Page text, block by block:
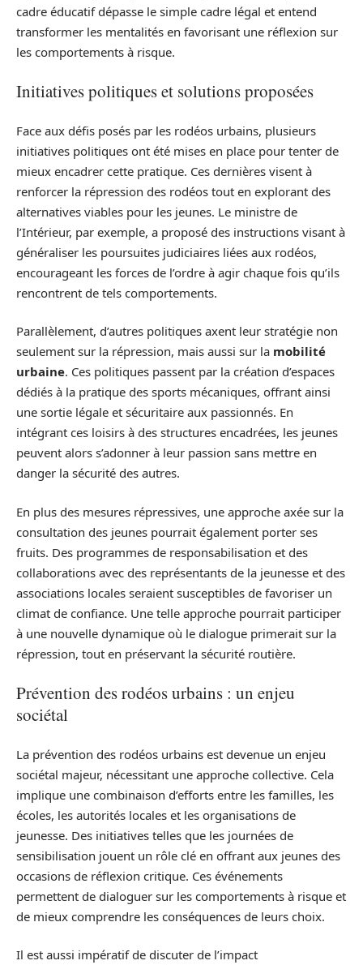
cadre éducatif dépasse le simple cadre légal et entend
transformer les mentalités en favorisant une réflexion sur
les comportements à risque.
Initiatives politiques et solutions proposées
Face aux défis posés par les rodéos urbains, plusieurs
initiatives politiques ont été mises en place pour tenter de
mieux encadrer cette pratique. Ces dernières visent à
renforcer la répression des rodéos tout en explorant des
alternatives viables pour les jeunes. Le ministre de
l’Intérieur, par exemple, a proposé des instructions visant à
généraliser les poursuites judiciaires liées aux rodéos,
encourageant les forces de l’ordre à agir chaque fois qu’ils
rencontrent de tels comportements.
Parallèlement, d’autres politiques axent leur stratégie non
seulement sur la répression, mais aussi sur la mobilité
urbaine. Ces politiques passent par la création d’espaces
dédiés à la pratique des sports mécaniques, offrant ainsi
une sortie légale et sécuritaire aux passionnés. En
intégrant ces loisirs à des structures encadrées, les jeunes
peuvent alors s’adonner à leur passion sans mettre en
danger la sécurité des autres.
En plus des mesures répressives, une approche axée sur la
consultation des jeunes pourrait également porter ses
fruits. Des programmes de responsabilisation et des
collaborations avec des représentants de la jeunesse et des
associations locales seraient susceptibles de favoriser un
climat de confiance. Une telle approche pourrait participer
à une nouvelle dynamique où le dialogue primerait sur la
répression, tout en préservant la sécurité routière.
Prévention des rodéos urbains : un enjeu
sociétal
La prévention des rodéos urbains est devenue un enjeu
sociétal majeur, nécessitant une approche collective. Cela
implique une combinaison d’efforts entre les familles, les
écoles, les autorités locales et les organisations de
jeunesse. Des initiatives telles que les journées de
sensibilisation jouent un rôle clé en offrant aux jeunes des
occasions de réflexion critique. Ces événements
permettent de dialoguer sur les comportements à risque et
de mieux comprendre les conséquences de leurs choix.
Il est aussi impératif de discuter de l’impact